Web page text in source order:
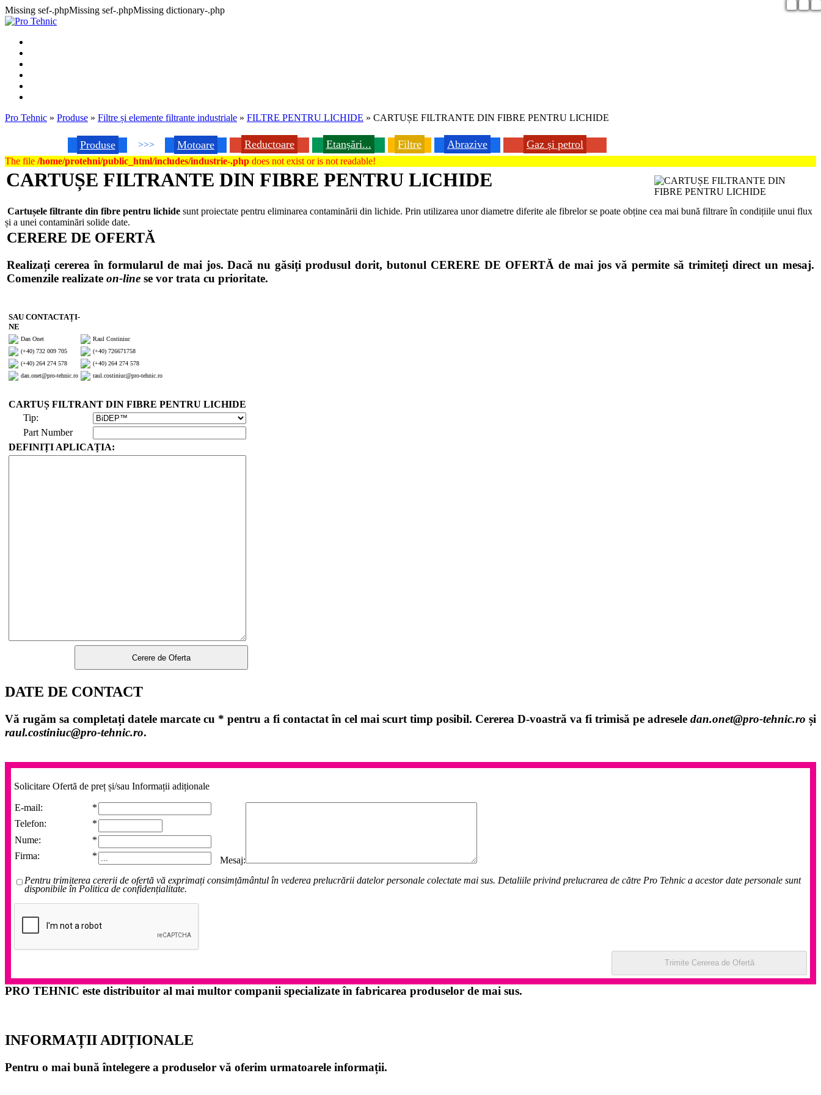
Missing sef-.phpMissing sef-.phpMissing dictionary-.php
Pro Tehnic » Produse » Filtre și elemente filtrante industriale » FILTRE PENTRU LICHIDE » CARTUȘE FILTRANTE DIN FIBRE PENTRU LICHIDE
Produse >>> Motoare Reductoare Etanșări... Filtre Abrazive Gaz și petrol
The file /home/protehni/public_html/includes/industrie-.php does not exist or is not readable!
CARTUȘE FILTRANTE DIN FIBRE PENTRU LICHIDE
Cartușele filtrante din fibre pentru lichide sunt proiectate pentru eliminarea contaminării din lichide. Prin utilizarea unor diametre diferite ale fibrelor se poate obține cea mai bună filtrare în condițiile unui flux
și a unei contaminări solide date.
CERERE DE OFERTĂ
Realizați cererea în formularul de mai jos. Dacă nu găsiți produsul dorit, butonul CERERE DE OFERTĂ de mai jos vă permite să trimiteți direct un mesaj.
Comenzile realizate on-line se vor trata cu prioritate.
SAU CONTACTAȚI-
NE
Dan Onet
Raul Costiniuc
(+40) 732 009 705
(+40) 726671758
(+40) 264 274 578
(+40) 264 274 578
dan.onet@pro-tehnic.ro
raul.costiniuc@pro-tehnic.ro
CARTUȘ FILTRANT DIN FIBRE PENTRU LICHIDE
Tip:
Part Number
DEFINIȚI APLICAȚIA:
DATE DE CONTACT
Vă rugăm sa completați datele marcate cu * pentru a fi contactat în cel mai scurt timp posibil. Cererea D-voastră va fi trimisă pe adresele dan.onet@pro-tehnic.ro și
raul.costiniuc@pro-tehnic.ro.
Solicitare Ofertă de preț și/sau Informații adiționale
E-mail: *
Mesaj:
Telefon:
*
Nume:
*
Firma:
*
Pentru trimiterea cererii de ofertă vă exprimați consimțământul în vederea prelucrării datelor personale colectate mai sus. Detaliile privind prelucrarea de către Pro Tehnic a acestor date personale sunt
disponibile în Politica de confidențialitate.
PRO TEHNIC este distribuitor al mai multor companii specializate în fabricarea produselor de mai sus.
INFORMAȚII ADIȚIONALE
Pentru o mai bună întelegere a produselor vă oferim urmatoarele informații.